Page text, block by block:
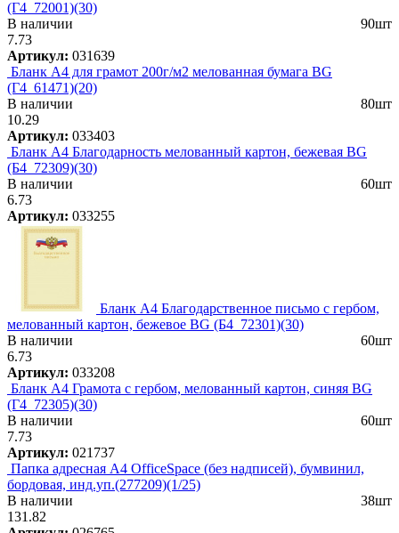
(Г4_72001)(30)
В наличии
90шт
7.73
Артикул: 031639
Бланк А4 для грамот 200г/м2 мелованная бумага BG
(Г4_61471)(20)
В наличии
80шт
10.29
Артикул: 033403
Бланк А4 Благодарность мелованный картон, бежевая BG
(Б4_72309)(30)
В наличии
60шт
6.73
Артикул: 033255
Бланк А4 Благодарственное письмо с гербом,
мелованный картон, бежевое BG (Б4_72301)(30)
В наличии
60шт
6.73
Артикул: 033208
Бланк А4 Грамота с гербом, мелованный картон, синяя BG
(Г4_72305)(30)
В наличии
60шт
7.73
Артикул: 021737
Папка адресная А4 OfficeSpace (без надписей), бумвинил,
бордовая, инд.уп.(277209)(1/25)
В наличии
38шт
131.82